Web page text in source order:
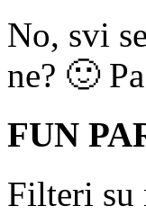
No, svi
ne? 🙂
FUN
Filteri su